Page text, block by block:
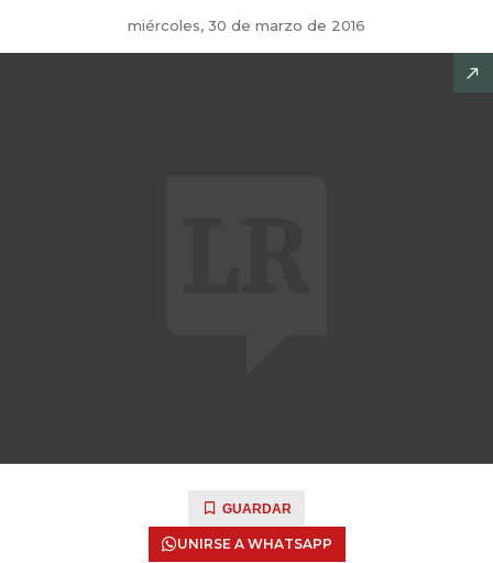
miércoles, 30 de marzo de 2016
GUARDAR
UNIRSE A WHATSAPP